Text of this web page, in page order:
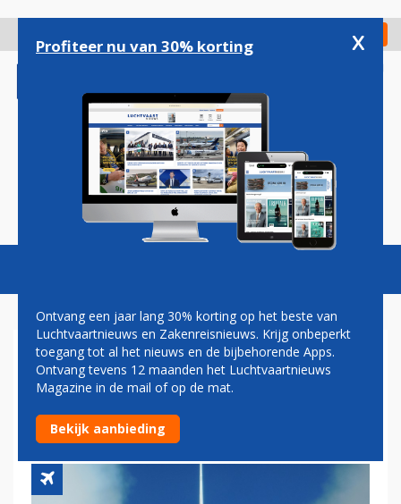
gaan
Check in
Magazine Podcasts Vacatures
IATA: MILJARD PASSAGIERS
OP VLUCHTEN MET
BIOBRANDSTOF
Profiteer nu van 30% korting x
Ontvang een jaar lang 30% korting op het beste van
Luchtvaartnieuws en Zakenreisnieuws. Krijg onbeperkt
toegang tot al het nieuws en de bijbehorende Apps.
Ontvang tevens 12 maanden het Luchtvaartnieuws
Magazine in de mail of op de mat.
Bekijk aanbieding